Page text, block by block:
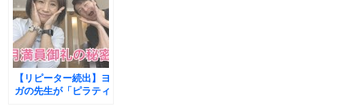
【リピーター続出】ヨ
ガの先生が「ピラティ